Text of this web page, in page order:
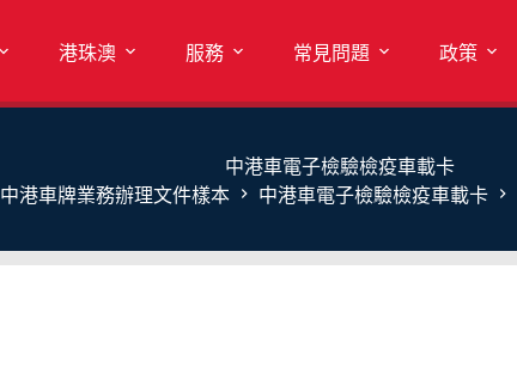
港珠澳 服務 常見問題 政策
中港車電子檢驗檢疫車載卡
中港車牌業務辦理文件樣本 中港車電子檢驗檢疫車載卡